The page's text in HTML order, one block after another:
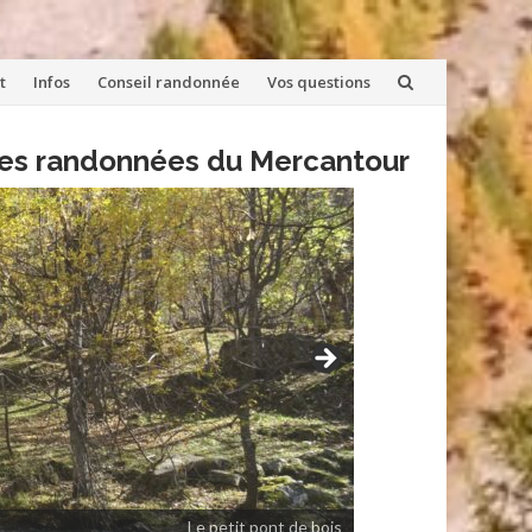
Infos Conseil randonnée Vos questions
randonnées du Mercantour
Le petit pont de bois